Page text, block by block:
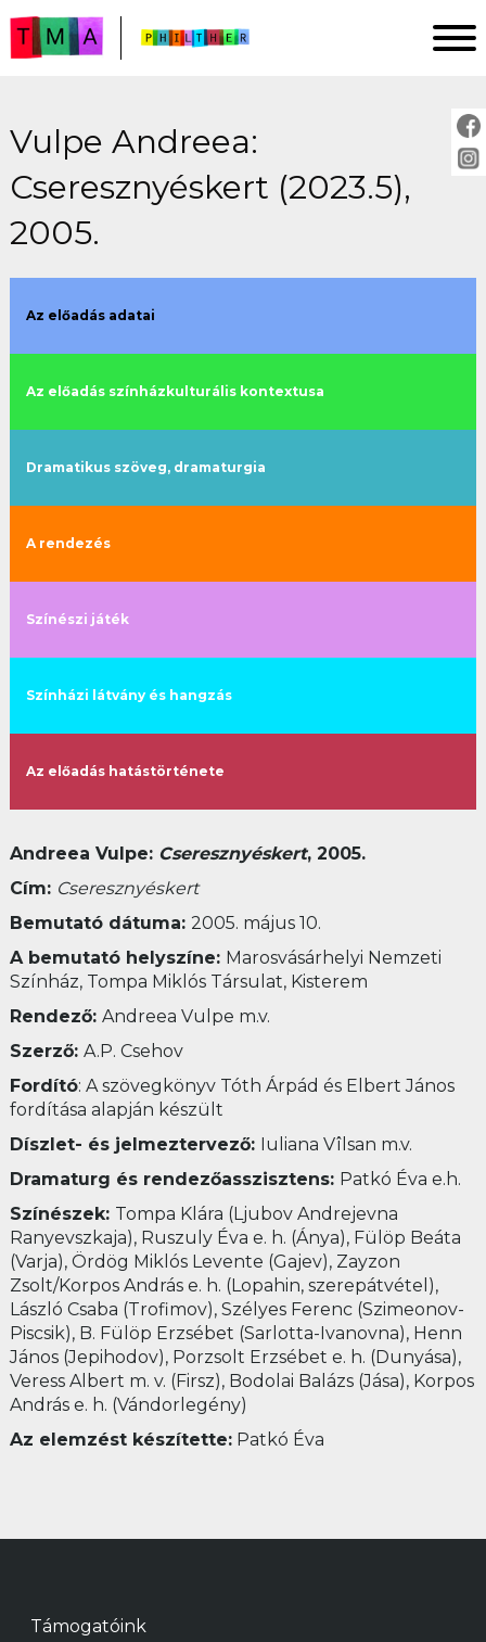
FŐOLDAL
ELEMZÉSEK
IMPRESSZUM
cím szerint
évszám szerint
rendező szerint
Vulpe Andreea:
Cseresznyéskert (2023.5),
2005.
Az előadás adatai
Az előadás színházkulturális kontextusa
Dramatikus szöveg, dramaturgia
A rendezés
Színészi játék
Színházi látvány és hangzás
Az előadás hatástörténete
Andreea Vulpe: Cseresznyéskert, 2005.
Cím: Cseresznyéskert
Bemutató dátuma: 2005. május 10.
A bemutató helyszíne: Marosvásárhelyi Nemzeti
Színház, Tompa Miklós Társulat, Kisterem
Rendező: Andreea Vulpe m.v.
Szerző: A.P. Csehov
Fordító: A szövegkönyv Tóth Árpád és Elbert János
fordítása alapján készült
Díszlet- és jelmeztervező: Iuliana Vîlsan m.v.
Dramaturg és rendezőasszisztens: Patkó Éva e.h.
Színészek: Tompa Klára (Ljubov Andrejevna
Ranyevszkaja), Ruszuly Éva e. h. (Ánya), Fülöp Beáta
(Varja), Ördög Miklós Levente (Gajev), Zayzon
Zsolt/Korpos András e. h. (Lopahin, szerepátvétel),
László Csaba (Trofimov), Szélyes Ferenc (Szimeonov-
Piscsik), B. Fülöp Erzsébet (Sarlotta-Ivanovna), Henn
János (Jepihodov), Porzsolt Erzsébet e. h. (Dunyása),
Veress Albert m. v. (Firsz), Bodolai Balázs (Jása), Korpos
András e. h. (Vándorlegény)
Az elemzést készítette:Patkó Éva
Támogatóink